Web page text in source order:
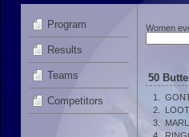
Program
Results
Teams
Competitors
Women
50
1.
2.
3.